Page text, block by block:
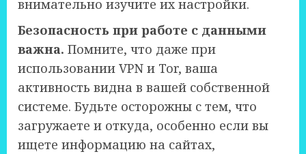
внимательно изучите их настройки.
Безопасность при работе с данными
важна. Помните, что даже при
использовании VPN и Tor, ваша
активность видна в вашей собственной
системе. Будьте осторожны с тем, что
загружаете и откуда, особенно если вы
ищете информацию на сайтах,